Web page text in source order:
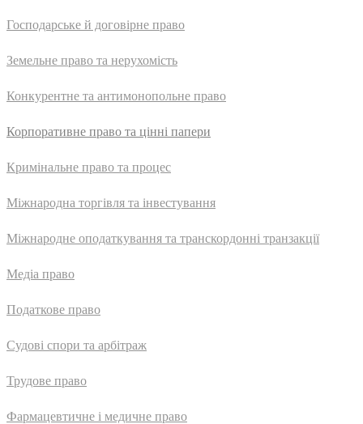
Господарське й договірне право
Земельне право та нерухомість
Конкурентне та антимонопольне право
Корпоративне право та цінні папери
Кримінальне право та процес
Міжнародна торгівля та інвестування
Міжнародне оподаткування та транскордонні транзакції
Медіа право
Податкове право
Судові спори та арбітраж
Трудове право
Фармацевтичне і медичне право